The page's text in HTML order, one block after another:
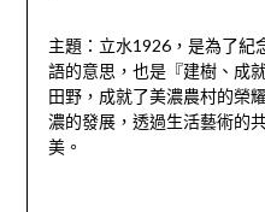
主題：立水1926，是為了紀
語的意思，也是『建樹、成
田野，成就了美濃農村的榮
濃的發展，透過生活藝術的
美。